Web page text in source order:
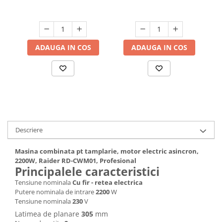
Consumabile
Hota tavan
Hote cupolare
Hote decorative
Hote incorporabile
Masini de Spalat Rufe & Uscatoare
Accesorii masini de spalat &
uscatoare
Masini automate de spalat rufe
Masini de spalat rufe cu uscator
Masini de spalat rufe verticale
Uscatoare de rufe
Masini de spalat vase
ADAUGA IN COS ADAUGA IN COS
Descriere
Masina combinata pt tamplarie, motor electric asincron,
2200W, Raider RD-CWM01, Profesional
Principalele caracteristici
Tensiune nominalaCu fir - retea electrica
Putere nominala de intrare2200W
Tensiune nominala230V
Latimea de planare 305 mm